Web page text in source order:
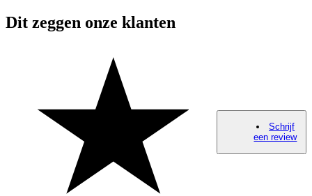
Dit zeggen onze klanten
Schrijf
een review